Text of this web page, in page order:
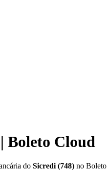
Boleto Cloud
do Sicredi (748) no